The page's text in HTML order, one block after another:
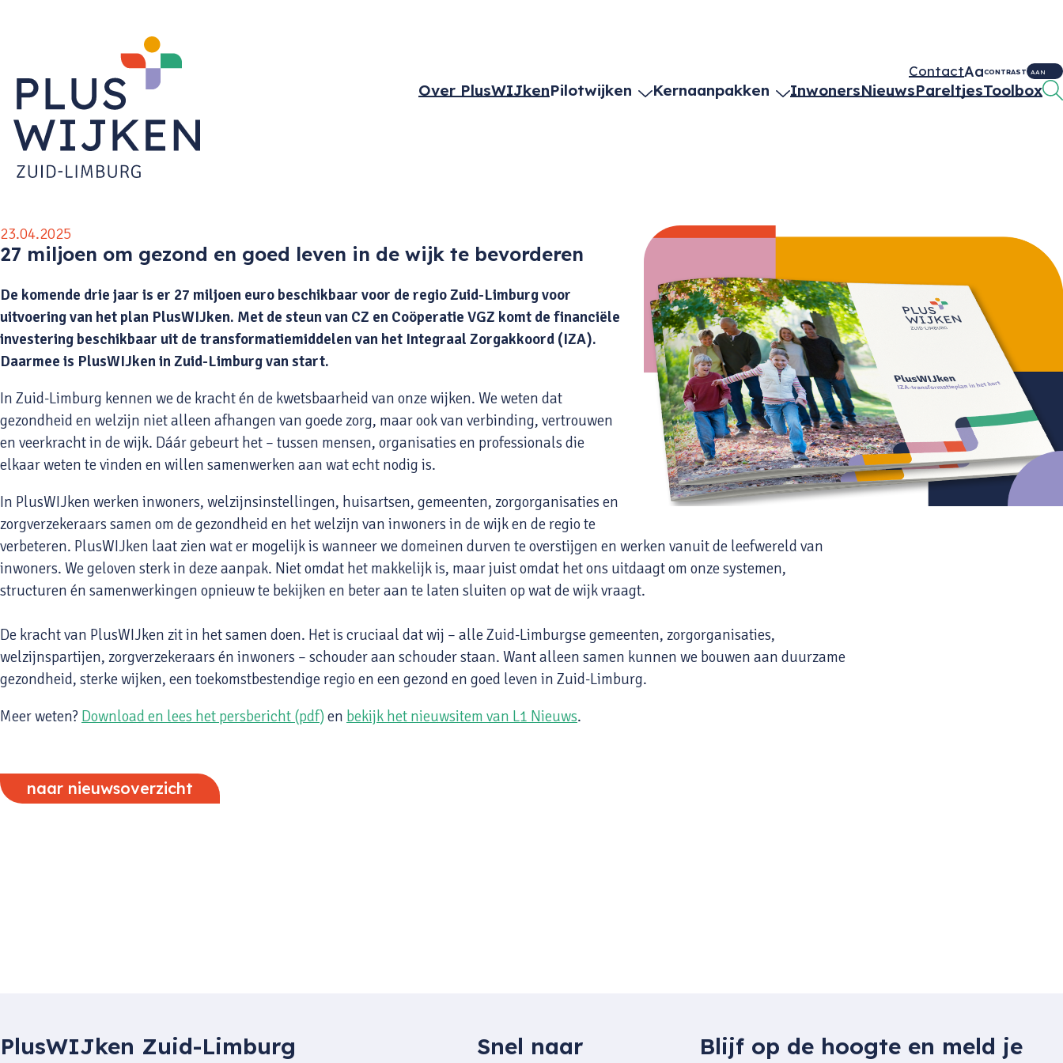
ContactAaCONTRAST AAN
Over PlusWIJkenPilotwijken Kernaanpakken InwonersNieuwsPareltjesToolbox
23.04.2025
27 miljoen om gezond en goed leven in de wijk te bevorderen
De komende drie jaar is er 27 miljoen euro beschikbaar voor de regio Zuid-Limburg voor
uitvoering van het plan PlusWIJken. Met de steun van CZ en Coöperatie VGZ komt de financiële
investering beschikbaar uit de transformatiemiddelen van het Integraal Zorgakkoord (IZA).
Daarmee is PlusWIJken in Zuid-Limburg van start.
In Zuid-Limburg kennen we de kracht én de kwetsbaarheid van onze wijken. We weten dat
gezondheid en welzijn niet alleen afhangen van goede zorg, maar ook van verbinding, vertrouwen
en veerkracht in de wijk. Dáár gebeurt het – tussen mensen, organisaties en professionals die
elkaar weten te vinden en willen samenwerken aan wat echt nodig is.
In PlusWIJken werken inwoners, welzijnsinstellingen, huisartsen, gemeenten, zorgorganisaties en
zorgverzekeraars samen om de gezondheid en het welzijn van inwoners in de wijk en de regio te
verbeteren. PlusWIJken laat zien wat er mogelijk is wanneer we domeinen durven te overstijgen en werken vanuit de leefwereld van
inwoners. We geloven sterk in deze aanpak. Niet omdat het makkelijk is, maar juist omdat het ons uitdaagt om onze systemen,
structuren én samenwerkingen opnieuw te bekijken en beter aan te laten sluiten op wat de wijk vraagt.
De kracht van PlusWIJken zit in het samen doen. Het is cruciaal dat wij – alle Zuid-Limburgse gemeenten, zorgorganisaties,
welzijnspartijen, zorgverzekeraars én inwoners – schouder aan schouder staan. Want alleen samen kunnen we bouwen aan duurzame
gezondheid, sterke wijken, een toekomstbestendige regio en een gezond en goed leven in Zuid-Limburg.
Meer weten? Download en lees het persbericht (pdf)en bekijk het nieuwsitem van L1 Nieuws.
naar nieuwsoverzicht
PlusWIJken Zuid-Limburg Snel naar
Blijf op de hoogte en meld je